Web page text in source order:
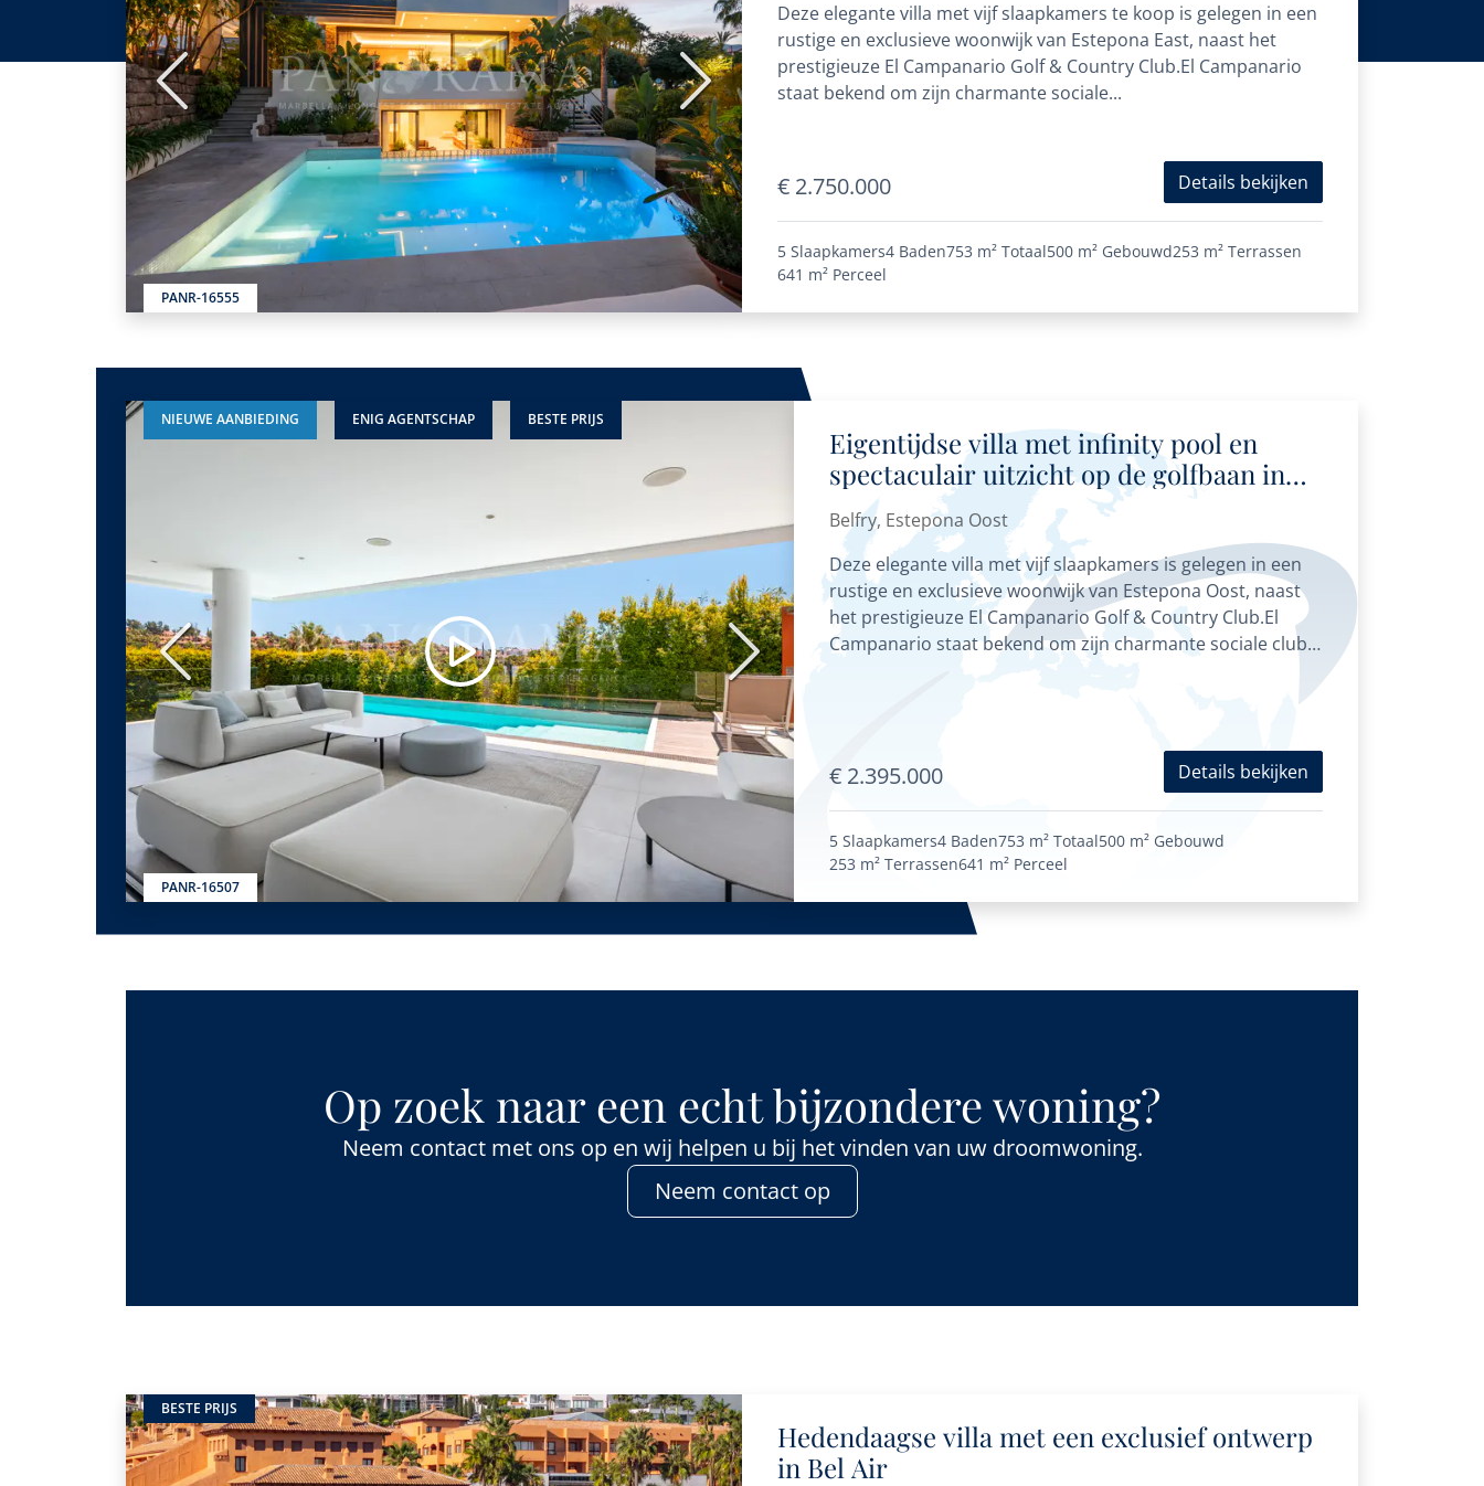
PANR-16555
Vorige Volgende
Deze elegante villa met vijf slaapkamers te koop is gelegen in een
rustige en exclusieve woonwijk van Estepona East, naast het
prestigieuze El Campanario Golf & Country Club.El Campanario
staat bekend om zijn charmante sociale...
€ 2.750.000 Details bekijken
5 Slaapkamers4 Baden753 m² Totaal500 m² Gebouwd253 m² Terrassen
641 m² Perceel
Vorige Volgende
NIEUWE AANBIEDING ENIG AGENTSCHAP BESTE PRIJS
PANR-16507
Eigentijdse villa met infinity pool en
spectaculair uitzicht op de golfbaan in
Belfry, Estepona Oost
Belfry, Estepona Oost
Deze elegante villa met vijf slaapkamers is gelegen in een
rustige en exclusieve woonwijk van Estepona Oost, naast
het prestigieuze El Campanario Golf & Country Club.El
Campanario staat bekend om zijn charmante sociale club
€ 2.395.000 Details bekijken
5 Slaapkamers4 Baden753 m² Totaal500 m² Gebouwd
253 m² Terrassen641 m² Perceel
Op zoek naar een echt bijzondere woning?
Neem contact met ons op en wij helpen u bij het vinden van uw droomwoning.
Neem contact op
BESTE PRIJS
Hedendaagse villa met een exclusief ontwerp
in Bel Air